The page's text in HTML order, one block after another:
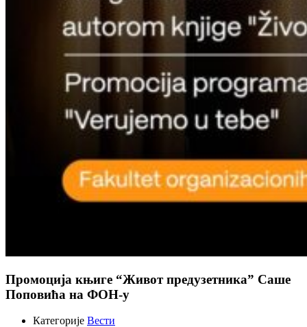
Промоција књиге “Живот предузетника” Саше
Поповића на ФОН-у
Категорије Вести